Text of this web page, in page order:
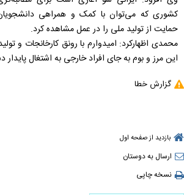
کشوری که می‌توان با کمک و همراهی
حمایت از تولید ملی را در عمل مشاهده کرد.
محمدی اظهارکرد: امیدوارم با رونق کارخانجات و
این مرز و بوم به جای افراد خارجی به اشتغال پایدار
گزارش خطا
بازدید از صفحه اول
ارسال به دوستان
نسخه چاپی